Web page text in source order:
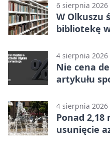
6 sierpnia 2026
W Olkuszu
bibliotekę
4 sierpnia 2026
Nie cena
artykułu
4 sierpnia 2026
Ponad 2,18
usunięcie